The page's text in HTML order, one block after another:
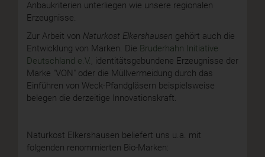
Anbaukriterien unterliegen wie unsere regionalen
Erzeugnisse.
Zur Arbeit von Naturkost Elkershausen gehört auch die
Entwicklung von Marken. Die Bruderhahn Initiative
Deutschland e.V., identitätsgebundene Erzeugnisse der
Marke "VON" oder die Müllvermeidung durch das
Einführen von Weck-Pfandgläsern beispielsweise
belegen die derzeitige Innovationskraft.
Naturkost Elkershausen beliefert uns u.a. mit
folgenden renommierten Bio-Marken: